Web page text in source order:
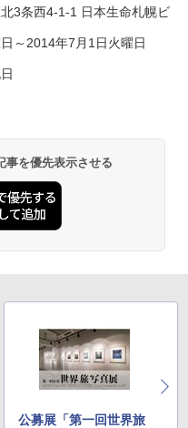
3条西4-1-1 日本生命札幌ビ
～2014年7月1日火曜日
事を優先表示させる
公募展「第一回世界旅